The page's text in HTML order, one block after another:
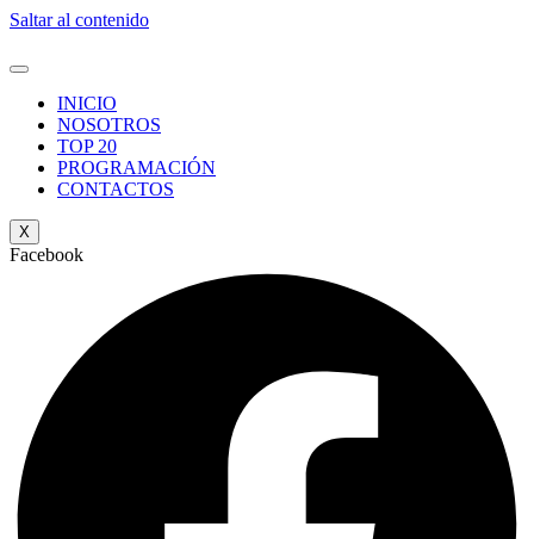
Saltar al contenido
INICIO
NOSOTROS
TOP 20
PROGRAMACIÓN
CONTACTOS
X
Facebook